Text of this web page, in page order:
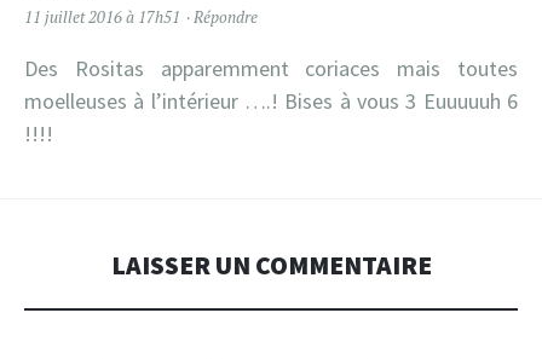
11 juillet 2016 à 17h51 Répondre
Des Rositas apparemment coriaces mais toutes
moelleuses à l’intérieur ….! Bises à vous 3 Euuuuuh 6
!!!!
LAISSER UN COMMENTAIRE